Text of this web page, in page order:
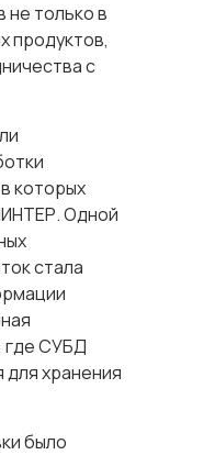
не только в
продуктов,
с
которых
Одной
стала
где СУБД
хранения
было